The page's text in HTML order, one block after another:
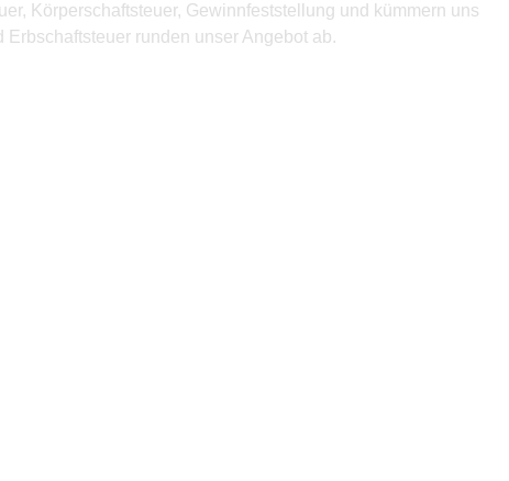
Körperschaftsteuer, Gewinnfeststellung und kümmern uns
runden unser Angebot ab.